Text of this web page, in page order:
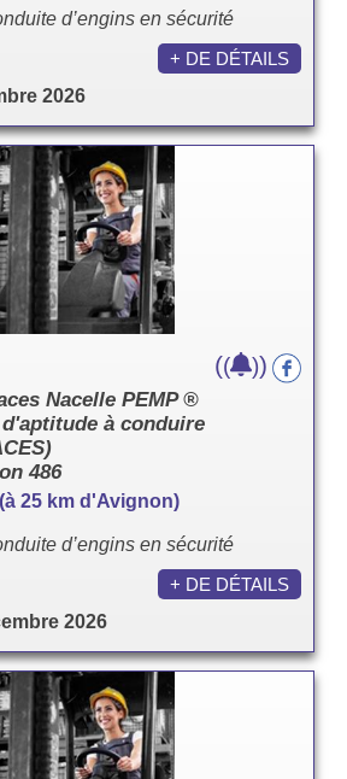
d’engins en sécurité
2026
+ DE DÉTAILS
Nacelle PEMP ®
à conduire
486
25 km d'Avignon)
d’engins en sécurité
2026
(( ))
+ DE DÉTAILS